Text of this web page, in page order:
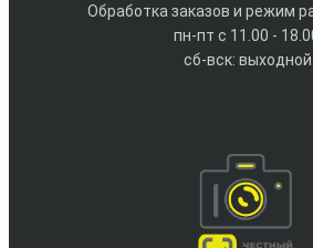
Обработка заказов и режим
пн-пт с 11.00 -
сб-вск: выходной